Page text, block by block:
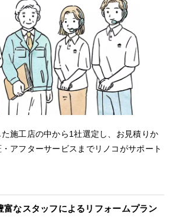
施工店の中から1社選定し、お見積りか
アフターサービスまでリノコがサポート
富なスタッフによるリフォームプラン